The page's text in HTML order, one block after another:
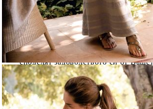
απόGDPR 21-05-2018
03
На това място вашите клиенти ще
задават въпроси относно продукта,
своето мнение за качествата на
споделят задоволството си от
обслужване.
απόGDPR 21-05-2018, 30
14:40